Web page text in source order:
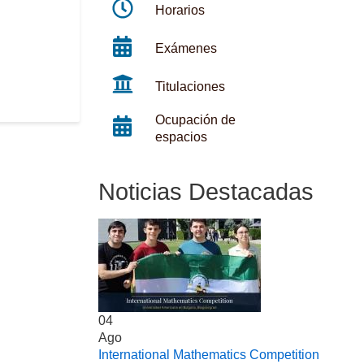
Horarios
Exámenes
Titulaciones
Ocupación de
espacios
Noticias Destacadas
04
Ago
International Mathematics Competition